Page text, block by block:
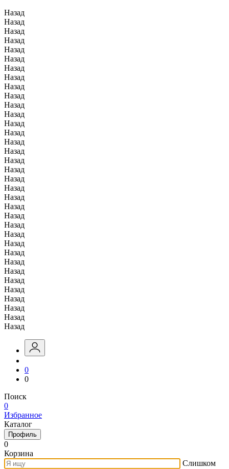
Назад
Назад
Назад
Назад
Назад
Назад
Назад
Назад
Назад
Назад
Назад
Назад
Назад
Назад
Назад
Назад
Назад
Назад
Назад
Назад
Назад
Назад
Назад
Назад
Назад
Назад
Назад
Назад
Назад
Назад
Назад
Назад
Назад
Назад
Назад
0
0
Поиск
0
Избранное
Каталог
Профиль
0
Корзина
Слишком